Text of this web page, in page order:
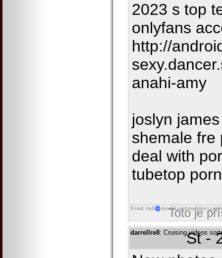
2023 s top
onlyfans
http://
anahi-amy
joslyn
shemale fre
deal with
tubetop
Email: dq6 dow62 webmaildirect
Toto je
darrellre8: Cruising videos
St -